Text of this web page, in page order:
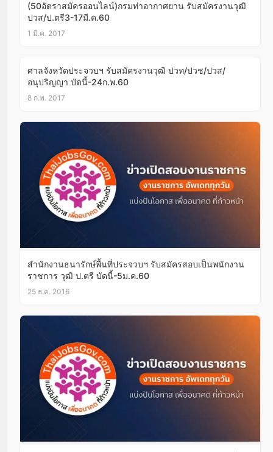
(50อัตราสมัครออนไลน์)กรมท่าอากาศยาน รับสมัครงานวุฒิ
ปวส/ป.ตรี3-17มี.ค.60
1 มี.ค. 2017
ศาลจังหวัดประจวบฯ รับสมัครงานวุฒิ ปวท/ปวช/ปวส/
อนุปริญญา บัดนี้-24ก.พ.60
8 ก.พ. 2017
สำนักงานธนารักษ์พื้นที่ประจวบฯ รับสมัครสอบเป็นพนักงาน
ราชการ วุฒิ ป.ตรี บัดนี้-5ม.ค.60
25 ธ.ค. 2016